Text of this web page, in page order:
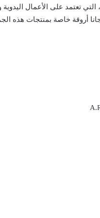
تعتمد على الأعمال اليدوية
خاصة بمنتجات هذه